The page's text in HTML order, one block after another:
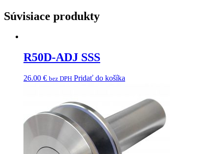
Súvisiace produkty
R50D-ADJ SSS
26.00 € bez DPH Pridať do košíka